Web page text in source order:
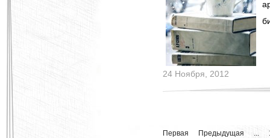
24 Ноября, 2012
Первая Предыдущая ...